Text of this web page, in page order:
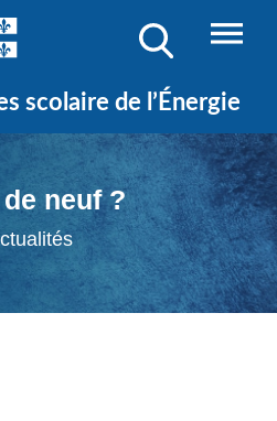
scolaire de l’Énergie
neuf ?